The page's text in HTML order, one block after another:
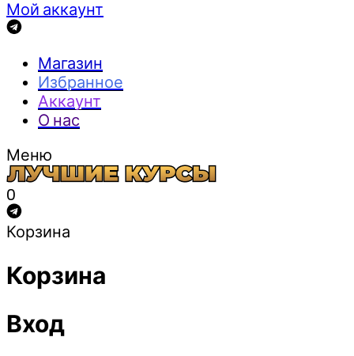
Мой аккаунт
Магазин
Избранное
Аккаунт
О нас
Меню
0
Корзина
Корзина
Вход